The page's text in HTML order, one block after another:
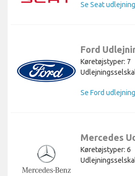
Se Seat
Ford
Køretøjstyper: 7
Se Ford
Mercedes
Køretøjstyper: 6